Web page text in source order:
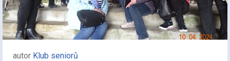
autor Klub seniorů